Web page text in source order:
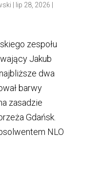
lip 28, 2026
zespołu
Jakub
dwa
barwy
zasadzie
Gdańsk.
NLO